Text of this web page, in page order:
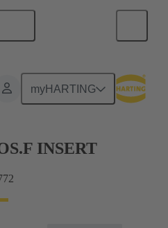
myHARTING
INSERT